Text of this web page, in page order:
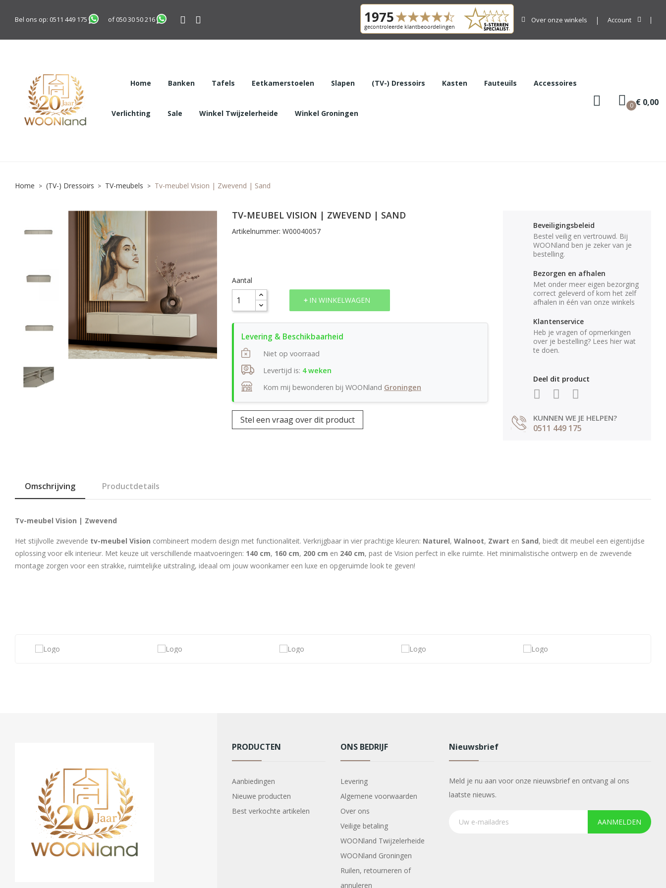
Bel ons op: 0511 449 175 of050 30 50 216 Over onze winkels Account
Home Banken Tafels Eetkamerstoelen Slapen (TV-) Dressoirs Kasten Fauteuils Accessoires
Verlichting Sale Winkel Twijzelerheide Winkel Groningen
0 € 0,00
Home (TV-) Dressoirs TV-meubels Tv-meubel Vision | Zwevend | Sand
TV-MEUBEL VISION | ZWEVEND | SAND
Artikelnummer: W00040057
Aantal
IN WINKELWAGEN
Niet op voorraad
Levertijd is: 4 weken
Kom mij bewonderen bij WOONland Groningen
Stel een vraag over dit product
Beveiligingsbeleid
Bestel veilig en vertrouwd. Bij
WOONland ben je zeker van je
bestelling.
Bezorgen en afhalen
Met onder meer eigen bezorging
correct geleverd of kom het zelf
afhalen in één van onze winkels
Klantenservice
Heb je vragen of opmerkingen
over je bestelling? Lees hier wat
te doen.
Deel dit product
KUNNEN WE JE HELPEN?
0511 449 175
Omschrijving Productdetails
Tv-meubel Vision | Zwevend
Het stijlvolle zwevende tv-meubel Vision combineert modern design met functionaliteit. Verkrijgbaar in vier prachtige kleuren: Naturel, Walnoot, Zwart en Sand, biedt dit meubel een eigentijdse
oplossing voor elk interieur. Met keuze uit verschillende maatvoeringen: 140 cm, 160 cm, 200 cm en 240 cm, past de Vision perfect in elke ruimte. Het minimalistische ontwerp en de zwevende
montage zorgen voor een strakke, ruimtelijke uitstraling, ideaal om jouw woonkamer een luxe en opgeruimde look te geven!
PRODUCTEN
Aanbiedingen
Nieuwe producten
Best verkochte artikelen
ONS BEDRIJF
Levering
Algemene voorwaarden
Over ons
Veilige betaling
WOONland Twijzelerheide
WOONland Groningen
Ruilen, retourneren of
annuleren
Nieuwsbrief
Meld je nu aan voor onze nieuwsbrief en ontvang al ons
laatste nieuws.
AANMELDEN